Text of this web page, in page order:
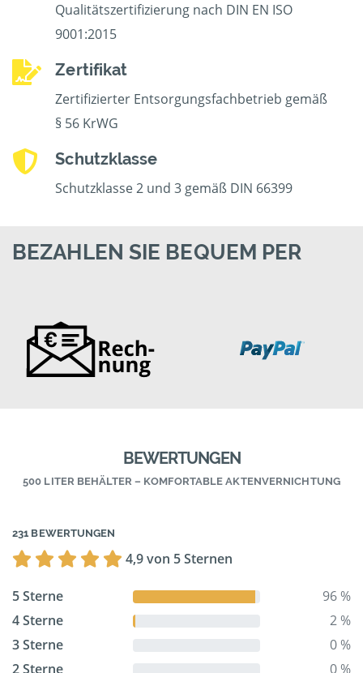
Qualitätszertifizierung nach DIN EN ISO
9001:2015
Zertifikat
Zertifizierter Entsorgungsfachbetrieb gemäß
§ 56 KrWG
Schutzklasse
Schutzklasse 2 und 3 gemäß DIN 66399
BEZAHLEN SIE BEQUEM PER
BEWERTUNGEN
500 LITER BEHÄLTER – KOMFORTABLE AKTENVERNICHTUNG
231 BEWERTUNGEN
4,9 von 5 Sternen
5 Sterne
96 %
4 Sterne
2 %
3 Sterne
0 %
2 Sterne
0 %